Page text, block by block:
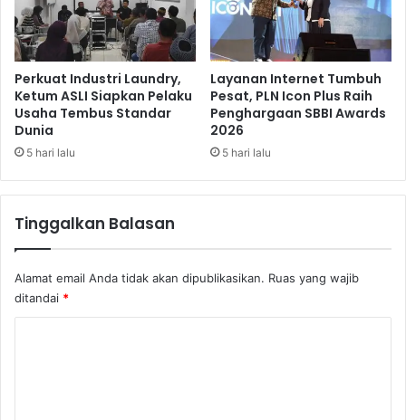
l
u
a
s
a
n
P
a
P
d
u
k
n
c
i
n
g
,
B
R
m
b
l
i
T
Perkuat Industri Laundry,
Ketum ASLI Siapkan Pelaku
Usaha Tembus Standar
Dunia
5 hari lalu
Layanan Internet Tumbuh
Pesat, PLN Icon Plus Raih
Penghargaan SBBI Awards
2026
5 hari lalu
Tinggalkan Balasan
Alamat email Anda tidak akan dipublikasikan. Ruas yang wajib
ditandai *